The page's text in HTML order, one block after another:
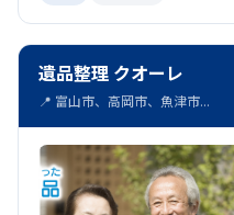
遺品整理 クオーレ
📍 富山市、高岡市、魚津市...